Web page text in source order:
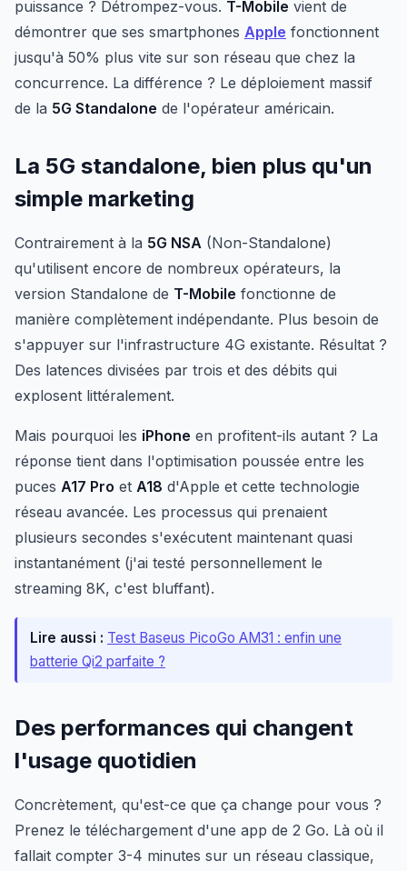
puissance ? Détrompez-vous. T-Mobile vient de
démontrer que ses smartphones Apple fonctionnent
jusqu'à 50% plus vite sur son réseau que chez la
concurrence. La différence ? Le déploiement massif
de la 5G Standalone de l'opérateur américain.
La 5G standalone, bien plus qu'un
simple marketing
Contrairement à la 5G NSA (Non-Standalone)
qu'utilisent encore de nombreux opérateurs, la
version Standalone de T-Mobile fonctionne de
manière complètement indépendante. Plus besoin de
s'appuyer sur l'infrastructure 4G existante. Résultat ?
Des latences divisées par trois et des débits qui
explosent littéralement.
Mais pourquoi les iPhone en profitent-ils autant ? La
réponse tient dans l'optimisation poussée entre les
puces A17 Pro et A18 d'Apple et cette technologie
réseau avancée. Les processus qui prenaient
plusieurs secondes s'exécutent maintenant quasi
instantanément (j'ai testé personnellement le
streaming 8K, c'est bluffant).
Lire aussi : Test Baseus PicoGo AM31 : enfin une
batterie Qi2 parfaite ?
Des performances qui changent
l'usage quotidien
Concrètement, qu'est-ce que ça change pour vous ?
Prenez le téléchargement d'une app de 2 Go. Là où il
fallait compter 3-4 minutes sur un réseau classique,